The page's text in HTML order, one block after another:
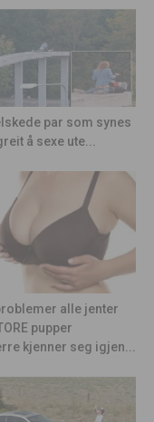
par som synes
å sexe ute...
alle jenter
pupper
kjenner seg igjen...